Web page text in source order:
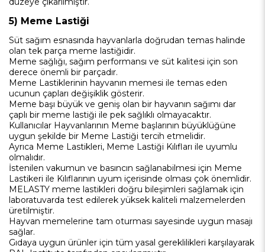
5) Meme Lastiği
Süt sağım esnasında hayvanlarla doğrudan temas halinde
olan tek parça meme lastiğidir.
Meme sağlığı, sağım performansı ve süt kalitesi için son
derece önemli bir parçadır.
Meme Lastiklerinin hayvanın memesi ile temas eden
ucunun çapları değişiklik gösterir.
Meme başı büyük ve geniş olan bir hayvanın sağımı dar
çaplı bir meme lastiği ile pek sağlıklı olmayacaktır.
Kullanıcılar Hayvanlarının Meme başlarının büyüklüğüne
uygun şekilde bir Meme Lastiği tercih etmelidir.
Ayrıca Meme Lastikleri, Meme Lastiği Kılıfları ile uyumlu
olmalıdır.
İstenilen vakumun ve basıncın sağlanabilmesi için Meme
Lastikeri ile Kılıflarının uyum içerisinde olması çok önemlidir.
MELASTY meme lastikleri doğru bileşimleri sağlamak için
laboratuvarda test edilerek yüksek kaliteli malzemelerden
üretilmiştir.
Hayvan memelerine tam oturması sayesinde uygun masajı
sağlar.
Gıdaya uygun ürünler için tüm yasal gereklilikleri karşılayarak